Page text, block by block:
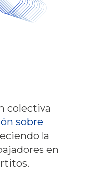
colectiva
sobre
la
en